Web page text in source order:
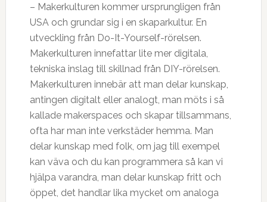
– Makerkulturen kommer ursprungligen från
USA och grundar sig i en skaparkultur. En
utveckling från Do-It-Yourself-rörelsen.
Makerkulturen innefattar lite mer digitala,
tekniska inslag till skillnad från DIY-rörelsen.
Makerkulturen innebär att man delar kunskap,
antingen digitalt eller analogt, man möts i så
kallade makerspaces och skapar tillsammans,
ofta har man inte verkstäder hemma. Man
delar kunskap med folk, om jag till exempel
kan väva och du kan programmera så kan vi
hjälpa varandra, man delar kunskap fritt och
öppet, det handlar lika mycket om analoga